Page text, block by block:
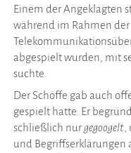
Einem der Angeklagten
während im Rahmen der
abgespielt wurden, mit
suchte.
Der Schöffe gab auch
gespielt hatte. Er
schließlich nur gegoogelt,
und Begriffserklärungen